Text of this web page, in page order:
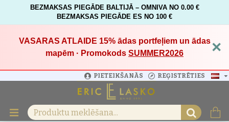
BEZMAKSAS PIEGĀDE BALTIJĀ – OMNIVA NO 0.00 €
BEZMAKSAS PIEGĀDE ES NO 100 €
VASARAS ATLAIDE 15%ādas portfeļiem un ādas
mapēm · Promokods SUMMER2026 ×
PIETEIKŠANĀS REĢISTRĒTIES